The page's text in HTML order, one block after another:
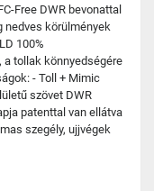
Free DWR bevonattal
nedves körülmények
100%
a tollak könnyedségére
- Toll + Mimic
szövet DWR
patenttal van ellátva
szegély, ujjvégek